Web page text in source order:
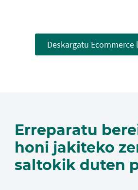
Deskargatu Ecommerce
Erreparatu
honi jakiteko
saltokik duten